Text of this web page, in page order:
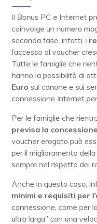
Il Bonus PC e Internet
coinvolge un numero
seconda fase, infatti, i
l’accesso al voucher
Tutte le famiglie che
hanno la possibilità di
Euro sul canone e sui
connessione Internet
Per le famiglie che
previsa la
voucher erogato può
per il miglioramento
sempre nel rispetto dei
Anche in questo caso,
minimi e requisiti per
connessione, come per
ultra larga” con una